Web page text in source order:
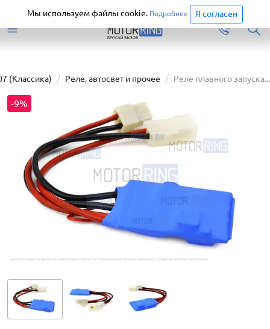
Перейти
(Классика) Реле, автосвет и прочее Реле плавного запуска...
-9%
Мы используем файлы cookie. Подробнее Я согласен